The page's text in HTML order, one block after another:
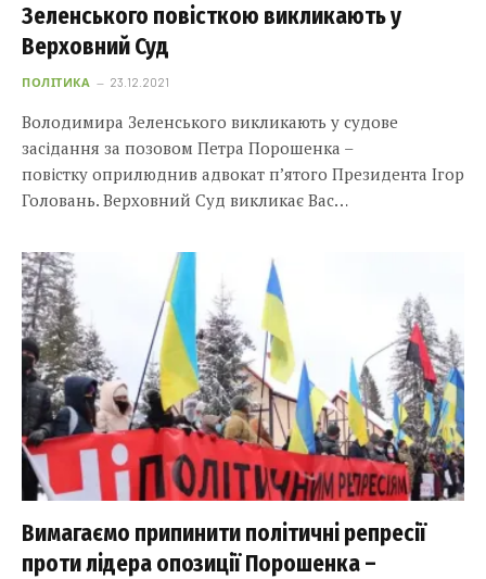
Зеленського повісткою викликають у
Верховний Суд
ПОЛІТИКА 23.12.2021
Володимира Зеленського викликають у судове
засідання за позовом Петра Порошенка –
повістку оприлюднив адвокат п’ятого Президента Ігор
Головань. Верховний Суд викликає Вас…
Вимагаємо припинити політичні репресії
проти лідера опозиції Порошенка –